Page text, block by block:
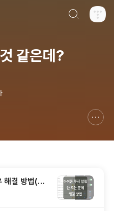
같은데?
해결 방법(위